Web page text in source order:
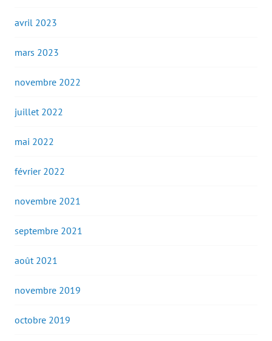
avril 2023
mars 2023
novembre 2022
juillet 2022
mai 2022
février 2022
novembre 2021
septembre 2021
août 2021
novembre 2019
octobre 2019